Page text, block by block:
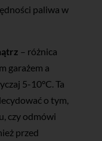
paliwa w
– różnica
garażem a
5-10°C. Ta
o tym,
czy odmówi
przed